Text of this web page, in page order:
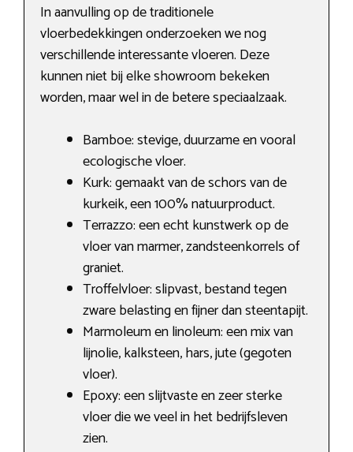
In aanvulling op de traditionele
vloerbedekkingen onderzoeken we nog
verschillende interessante vloeren. Deze
kunnen niet bij elke showroom bekeken
worden, maar wel in de betere speciaalzaak.
Bamboe: stevige, duurzame en vooral
ecologische vloer.
Kurk: gemaakt van de schors van de
kurkeik, een 100% natuurproduct.
Terrazzo: een echt kunstwerk op de
vloer van marmer, zandsteenkorrels of
graniet.
Troffelvloer: slipvast, bestand tegen
zware belasting en fijner dan steentapijt.
Marmoleum en linoleum: een mix van
lijnolie, kalksteen, hars, jute (gegoten
vloer).
Epoxy: een slijtvaste en zeer sterke
vloer die we veel in het bedrijfsleven
zien.